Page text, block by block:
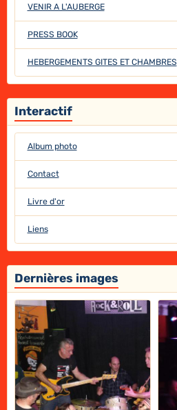
VENIR A L'AUBERGE
PRESS BOOK
HEBERGEMENTS GITES ET CHAMBRES
Interactif
Album photo
Contact
Livre d'or
Liens
Dernières images